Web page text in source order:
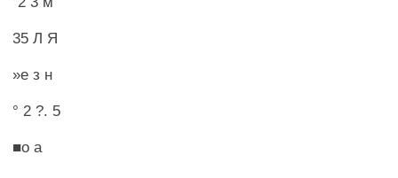
35 Л Я
»е з н
° 2 ?. 5
■о а